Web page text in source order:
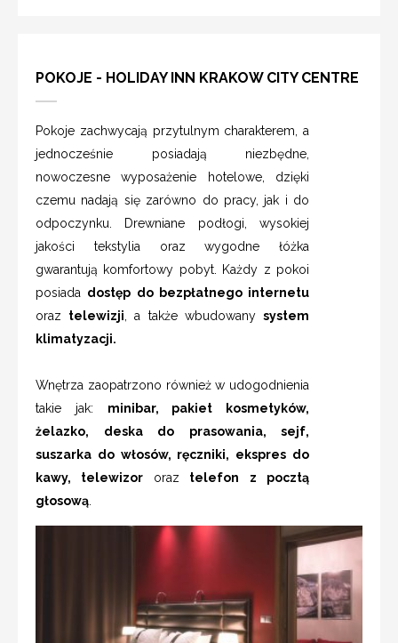
POKOJE - HOLIDAY INN KRAKOW CITY CENTRE
Pokoje zachwycają przytulnym charakterem, a
jednocześnie posiadają niezbędne,
nowoczesne wyposażenie hotelowe, dzięki
czemu nadają się zarówno do pracy, jak i do
odpoczynku. Drewniane podłogi, wysokiej
jakości tekstylia oraz wygodne łóżka
gwarantują komfortowy pobyt. Każdy z pokoi
posiada dostęp do bezpłatnego internetu
oraz telewizji , a także wbudowanysystem
klimatyzacji.
Wnętrza zaopatrzono również w udogodnienia
takie jak: minibar, pakiet kosmetyków,
żelazko, deska do prasowania, sejf,
suszarka do włosów, ręczniki, ekspres do
kawy, telewizor oraz telefon z pocztą
głosową